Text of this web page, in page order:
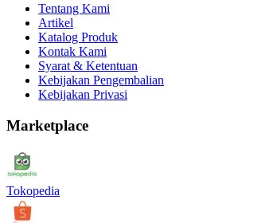
Tentang Kami
Artikel
Katalog Produk
Kontak Kami
Syarat & Ketentuan
Kebijakan Pengembalian
Kebijakan Privasi
Marketplace
Tokopedia